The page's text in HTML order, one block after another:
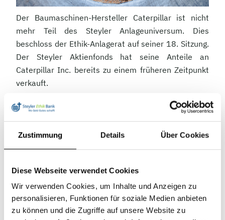
Zustimmung Details Über Cookies
Diese Webseite verwendet Cookies
Wir verwenden Cookies, um Inhalte und Anzeigen zu
personalisieren, Funktionen für soziale Medien anbieten
zu können und die Zugriffe auf unsere Website zu
Der Baumaschinen-Hersteller Caterpillar ist nicht
mehr Teil des Steyler Anlageuniversum. Dies
beschloss der Ethik-Anlagerat auf seiner 18. Sitzung.
Der Steyler Aktienfonds hat seine Anteile an
Caterpillar Inc. bereits zu einem früheren Zeitpunkt
verkauft.
Caterpillar ist ein amerikanisches Unternehmen und
weltweit der größte Hersteller an Baumaschinen. Mit
Caterpillar Defense betreibt das Unternehmen eine
Caterpillar Defense durch Rüstungsgüter ist nicht
bekannt. Gemessen am Gesamtumsatz spielt die
Sparte aber eine untergeordnete Rolle.
im letzten Newsletter dargestellt